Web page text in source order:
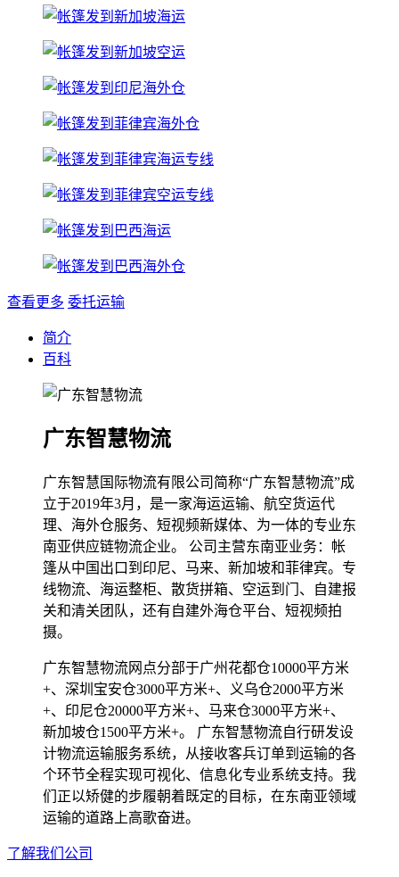
查看更多 委托运输
简介
百科
广东智慧物流
广东智慧国际物流有限公司简称“广东智慧物流”成
立于2019年3月，是一家海运运输、航空货运代
理、海外仓服务、短视频新媒体、为一体的专业东
南亚供应链物流企业。 公司主营东南亚业务：帐
篷从中国出口到印尼、马来、新加坡和菲律宾。专
线物流、海运整柜、散货拼箱、空运到门、自建报
关和清关团队，还有自建外海仓平台、短视频拍
摄。
广东智慧物流网点分部于广州花都仓10000平方米
+、深圳宝安仓3000平方米+、义乌仓2000平方米
+、印尼仓20000平方米+、马来仓3000平方米+、
新加坡仓1500平方米+。 广东智慧物流自行研发设
计物流运输服务系统，从接收客兵订单到运输的各
个环节全程实现可视化、信息化专业系统支持。我
们正以矫健的步履朝着既定的目标，在东南亚领域
运输的道路上高歌奋进。
了解我们公司